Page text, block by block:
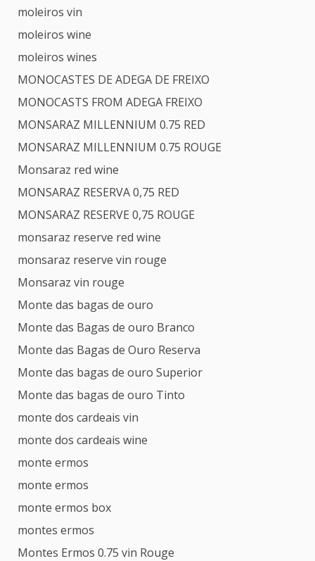
moleiros vin
moleiros wine
moleiros wines
MONOCASTES DE ADEGA DE FREIXO
MONOCASTS FROM ADEGA FREIXO
MONSARAZ MILLENNIUM 0.75 RED
MONSARAZ MILLENNIUM 0.75 ROUGE
Monsaraz red wine
MONSARAZ RESERVA 0,75 RED
MONSARAZ RESERVE 0,75 ROUGE
monsaraz reserve red wine
monsaraz reserve vin rouge
Monsaraz vin rouge
Monte das bagas de ouro
Monte das Bagas de ouro Branco
Monte das Bagas de Ouro Reserva
Monte das bagas de ouro Superior
Monte das bagas de ouro Tinto
monte dos cardeais vin
monte dos cardeais wine
monte ermos
monte ermos
monte ermos box
montes ermos
Montes Ermos 0.75 vin Rouge